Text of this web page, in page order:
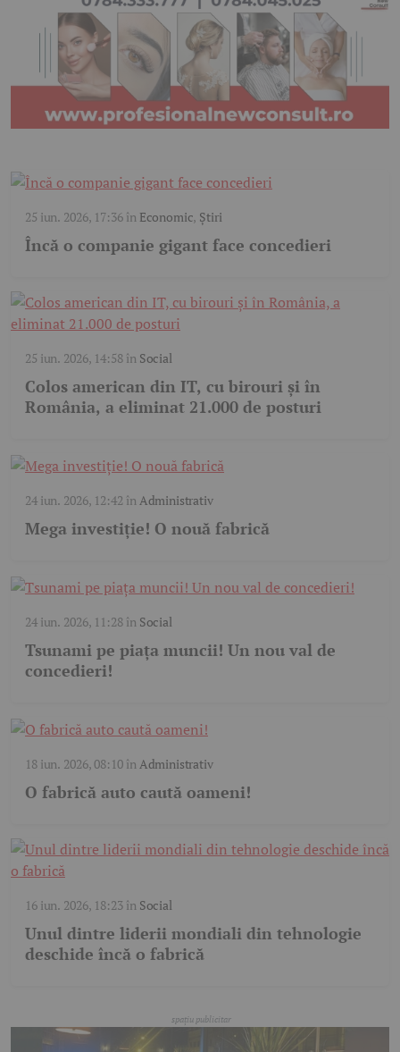
25 iun. 2026, 17:36în Economic, Știri
Încă o companie gigant face concedieri
25 iun. 2026, 14:58în Social
Colos american din IT, cu birouri și în
România, a eliminat 21.000 de posturi
24 iun. 2026, 12:42 în Administrativ
Mega investiție! O nouă fabrică
24 iun. 2026, 11:28în Social
Tsunami pe piața muncii! Un nou val de
concedieri!
18 iun. 2026, 08:10în Administrativ
O fabrică auto caută oameni!
16 iun. 2026, 18:23în Social
Unul dintre liderii mondiali din tehnologie
deschide încă o fabrică